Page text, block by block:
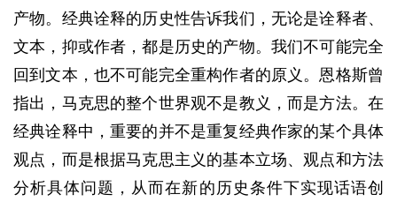
产物。经典诠释的历史性告诉我们，无论是诠释者、
文本，抑或作者，都是历史的产物。我们不可能完全
回到文本，也不可能完全重构作者的原义。恩格斯曾
指出，马克思的整个世界观不是教义，而是方法。在
经典诠释中，重要的并不是重复经典作家的某个具体
观点，而是根据马克思主义的基本立场、观点和方法
分析具体问题，从而在新的历史条件下实现话语创